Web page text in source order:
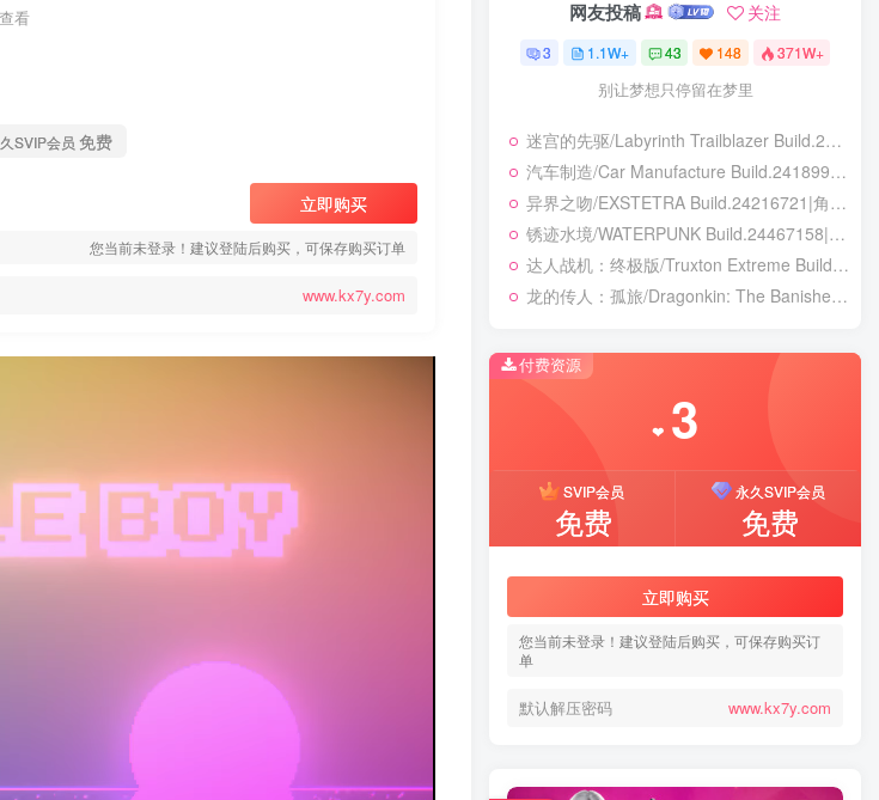
看
SVIP会员 免费
立即购买
您当前未登录！建议登陆后购买，可保存购买订单
www.kx7y.com
网友投稿 关注
3 1.1W+ 43 148 371W+
别让梦想只停留在梦里
迷宫的先驱/Labyrinth Trailblazer Build.24028226|动作冒险|容量466B|免安装绿色中文版
汽车制造/Car Manufacture Build.24189984|模拟经营|容量11.6GB|免安装绿色中文版
异界之吻/EXSTETRA Build.24216721|角色扮演|容量5GB|免安装绿色中文版
锈迹水境/WATERPUNK Build.24467158|动作冒险|容量131B|免安装绿色中文版
达人战机：终极版/Truxton Extreme Build.23413016|动作冒险|容量11.7GB|免安装绿色中文版
龙的传人：孤旅/Dragonkin: The Banished v1.5.74.56713|动作冒险|容量39.2GB|免安装绿色中文版
付费资源
❤ 3
SVIP会员
免费
永久SVIP会员
免费
立即购买
您当前未登录！建议登陆后购买，可保存购买订
单
默认解压密码 www.kx7y.com